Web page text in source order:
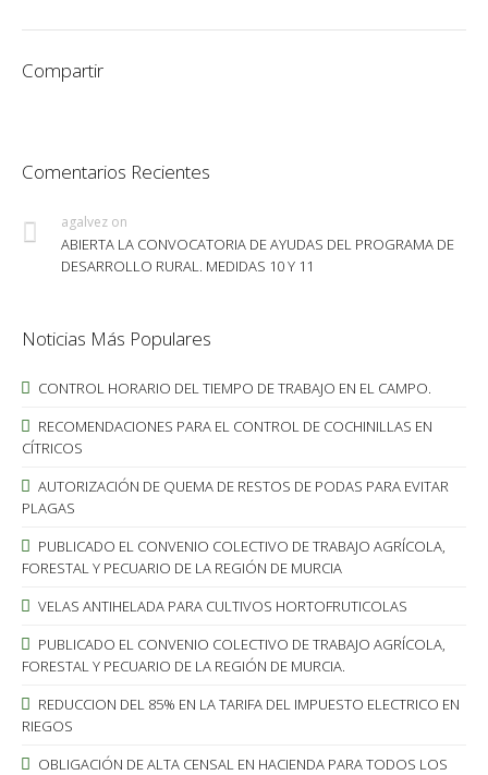
Compartir
Comentarios Recientes
agalvez on
ABIERTA LA CONVOCATORIA DE AYUDAS DEL PROGRAMA DE
DESARROLLO RURAL. MEDIDAS 10 Y 11
Noticias Más Populares
CONTROL HORARIO DEL TIEMPO DE TRABAJO EN EL CAMPO.
RECOMENDACIONES PARA EL CONTROL DE COCHINILLAS EN
CÍTRICOS
AUTORIZACIÓN DE QUEMA DE RESTOS DE PODAS PARA EVITAR
PLAGAS
PUBLICADO EL CONVENIO COLECTIVO DE TRABAJO AGRÍCOLA,
FORESTAL Y PECUARIO DE LA REGIÓN DE MURCIA
VELAS ANTIHELADA PARA CULTIVOS HORTOFRUTICOLAS
PUBLICADO EL CONVENIO COLECTIVO DE TRABAJO AGRÍCOLA,
FORESTAL Y PECUARIO DE LA REGIÓN DE MURCIA.
REDUCCION DEL 85% EN LA TARIFA DEL IMPUESTO ELECTRICO EN
RIEGOS
OBLIGACIÓN DE ALTA CENSAL EN HACIENDA PARA TODOS LOS